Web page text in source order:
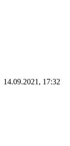
14.09.2021, 17:32